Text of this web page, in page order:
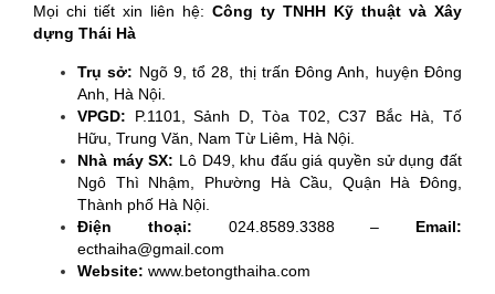
Mọi chi tiết xin liên hệ: Công ty TNHH Kỹ thuật và Xây
dựng Thái Hà
Trụ sở: Ngõ 9, tổ 28, thị trấn Đông Anh, huyện Đông
Anh, Hà Nội.
VPGD: P.1101, Sảnh D, Tòa T02, C37 Bắc Hà, Tố
Hữu, Trung Văn, Nam Từ Liêm, Hà Nội.
Nhà máy SX: Lô D49, khu đấu giá quyền sử dụng đất
Ngô Thì Nhậm, Phường Hà Cầu, Quận Hà Đông,
Thành phố Hà Nội.
Điện thoại: 024.8589.3388 – Email:
ecthaiha@gmail.com
Website: www.betongthaiha.com